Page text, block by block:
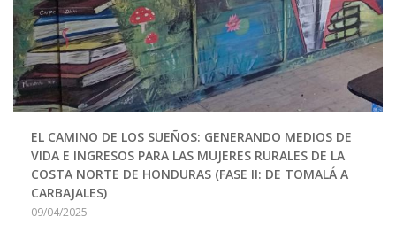
EL CAMINO DE LOS SUEÑOS: GENERANDO MEDIOS DE
VIDA E INGRESOS PARA LAS MUJERES RURALES DE LA
COSTA NORTE DE HONDURAS (FASE II: DE TOMALÁ A
CARBAJALES)
09/04/2025